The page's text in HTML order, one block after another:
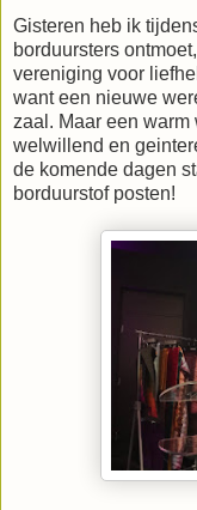
Gisteren heb ik
borduursters
vereniging voor
want een nieuwe
zaal. Maar een
welwillend en
de komende dagen
borduurstof posten!